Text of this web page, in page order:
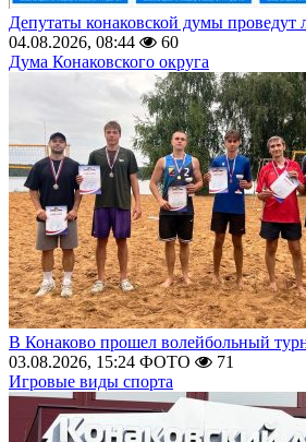
Депутаты конаковской думы
04.08.2026, 08:44
60
Дума Конаковского округа
В Конаково прошел волейбольный
03.08.2026, 15:24 ФОТО
71
Игровые виды спорта